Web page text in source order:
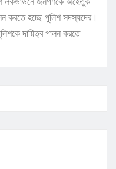
করতে হচ্ছে পুলিশ সদস্যদের।
দায়িত্ব পালন করতে